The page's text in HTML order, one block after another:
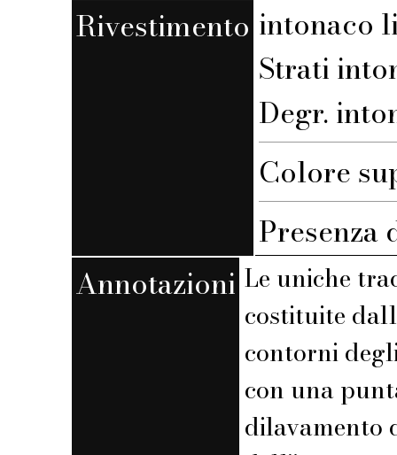
Rivestimento intonaco
Strati
Degr.
Colore
Presenza
Annotazioni Le uniche
costituite
contorni
con una
dilavamento